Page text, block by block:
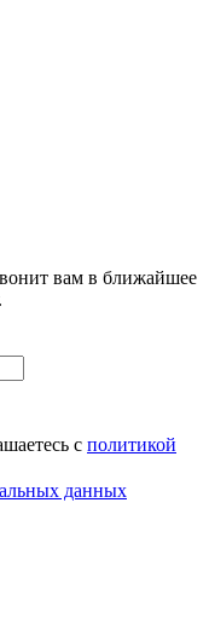
вам в ближайшее
с политикой
данных